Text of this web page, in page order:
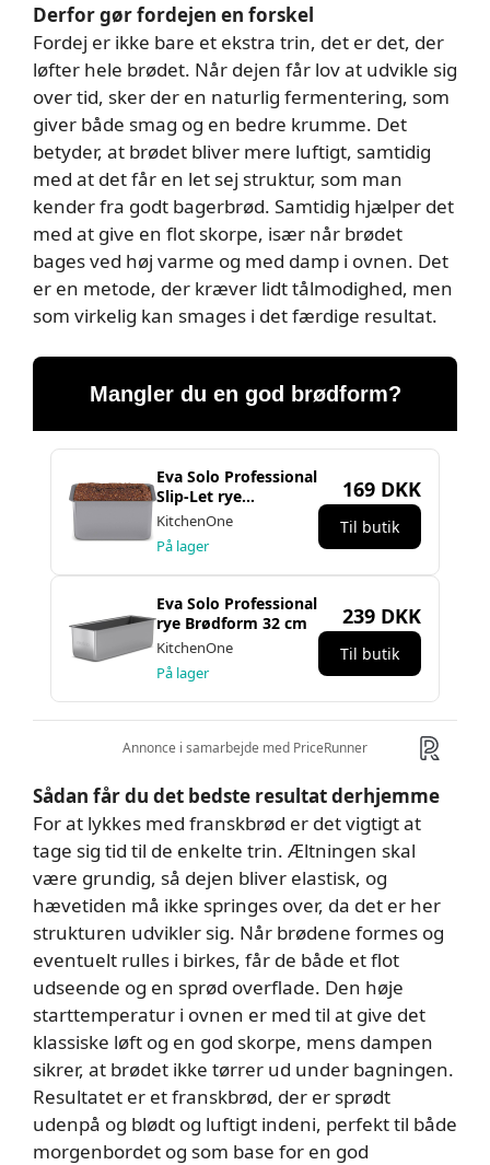
Derfor gør fordejen en forskel
Fordej er ikke bare et ekstra trin, det er det, der
løfter hele brødet. Når dejen får lov at udvikle sig
over tid, sker der en naturlig fermentering, som
giver både smag og en bedre krumme. Det
betyder, at brødet bliver mere luftigt, samtidig
med at det får en let sej struktur, som man
kender fra godt bagerbrød. Samtidig hjælper det
med at give en flot skorpe, især når brødet
bages ved høj varme og med damp i ovnen. Det
er en metode, der kræver lidt tålmodighed, men
som virkelig kan smages i det færdige resultat.
Sådan får du det bedste resultat derhjemme
For at lykkes med franskbrød er det vigtigt at
tage sig tid til de enkelte trin. Æltningen skal
være grundig, så dejen bliver elastisk, og
hævetiden må ikke springes over, da det er her
strukturen udvikler sig. Når brødene formes og
eventuelt rulles i birkes, får de både et flot
udseende og en sprød overflade. Den høje
starttemperatur i ovnen er med til at give det
klassiske løft og en god skorpe, mens dampen
sikrer, at brødet ikke tørrer ud under bagningen.
Resultatet er et franskbrød, der er sprødt
udenpå og blødt og luftigt indeni, perfekt til både
morgenbordet og som base for en god